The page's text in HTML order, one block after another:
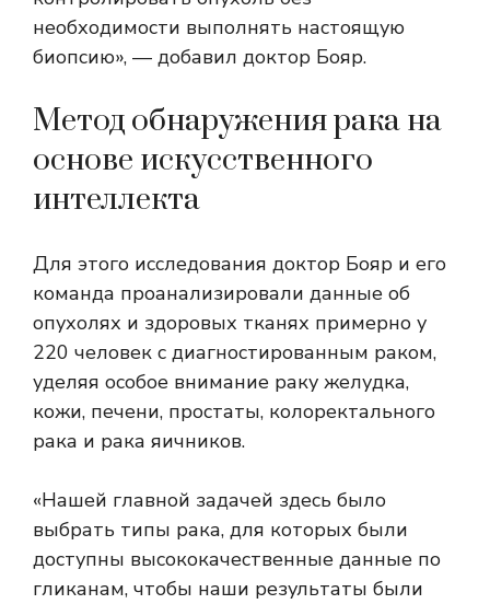
необходимости выполнять настоящую
биопсию», — добавил доктор Бояр.
Метод обнаружения рака на
основе искусственного
интеллекта
Для этого исследования доктор Бояр и его
команда проанализировали данные об
опухолях и здоровых тканях примерно у
220 человек с диагностированным раком,
уделяя особое внимание раку желудка,
кожи, печени, простаты, колоректального
рака и рака яичников.
«Нашей главной задачей здесь было
выбрать типы рака, для которых были
доступны высококачественные данные по
гликанам, чтобы наши результаты были